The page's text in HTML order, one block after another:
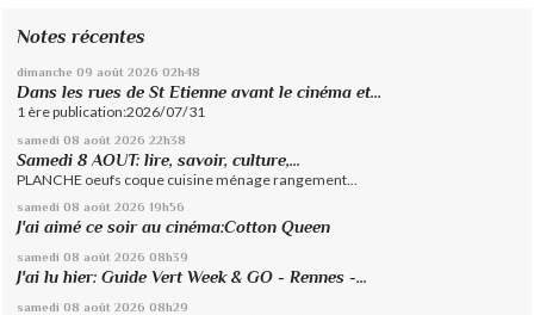
Notes récentes
dimanche 09 août 2026 02h48
Dans les rues de St Etienne avant le cinéma et...
1 ère publication:2026/07/31
samedi 08 août 2026 22h38
Samedi 8 AOUT: lire, savoir, culture,...
PLANCHE oeufs coque cuisine ménage rangement...
samedi 08 août 2026 19h56
J'ai aimé ce soir au cinéma:Cotton Queen
samedi 08 août 2026 08h39
J'ai lu hier: Guide Vert Week & GO - Rennes -...
samedi 08 août 2026 08h29